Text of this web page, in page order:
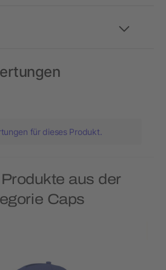
für dieses Produkt.
aus der
Caps